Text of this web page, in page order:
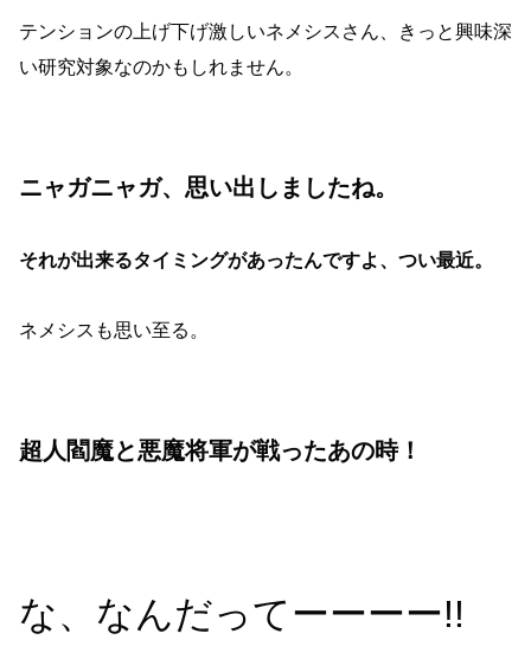
テンションの上げ下げ激しいネメシスさん、きっと興味深
い研究対象なのかもしれません。
ニャガニャガ、思い出しましたね。
それが出来るタイミングがあったんですよ、つい最近。
ネメシスも思い至る。
超人閻魔と悪魔将軍が戦ったあの時！
な、なんだってーーーー!!